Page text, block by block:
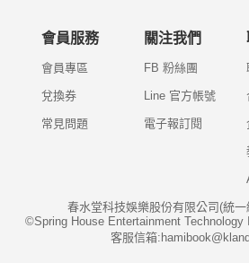
會員服務
會員專區
兌換券
常見問題
關注我們
FB 粉絲團
Line 官方帳號
電子報訂閱
春水堂科技娛樂股份有限公司(統
©Spring House Entertainment Technology
客服信箱